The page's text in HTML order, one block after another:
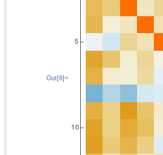
Out[6]=